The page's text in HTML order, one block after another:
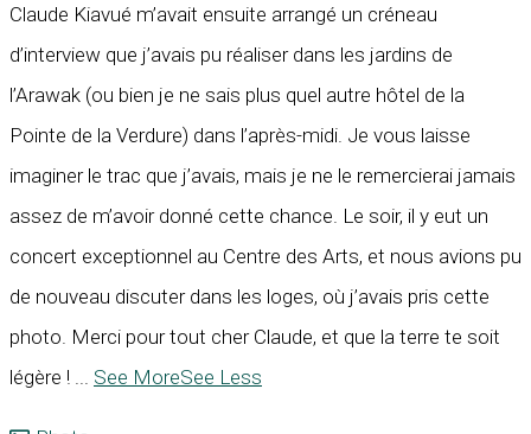
Claude Kiavué m’avait ensuite arrangé un créneau
d’interview que j’avais pu réaliser dans les jardins de
l’Arawak (ou bien je ne sais plus quel autre hôtel de la
Pointe de la Verdure) dans l’après-midi. Je vous laisse
imaginer le trac que j’avais, mais je ne le remercierai jamais
assez de m’avoir donné cette chance. Le soir, il y eut un
concert exceptionnel au Centre des Arts, et nous avions pu
de nouveau discuter dans les loges, où j’avais pris cette
photo. Merci pour tout cher Claude, et que la terre te soit
légère !
See MoreSee Less